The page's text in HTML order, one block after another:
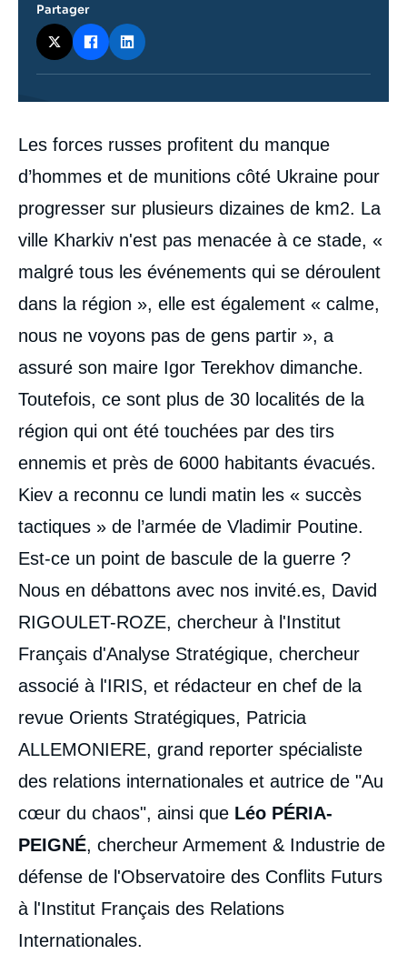
Contenu
intervention
médiatique
Les forces russes profitent du manque
d’hommes et de munitions côté Ukraine pour
progresser sur plusieurs dizaines de km2. La
ville Kharkiv n'est pas menacée à ce stade, «
malgré tous les événements qui se déroulent
dans la région », elle est également « calme,
nous ne voyons pas de gens partir », a
assuré son maire Igor Terekhov dimanche.
Toutefois, ce sont plus de 30 localités de la
région qui ont été touchées par des tirs
ennemis et près de 6000 habitants évacués.
Kiev a reconnu ce lundi matin les « succès
tactiques » de l’armée de Vladimir Poutine.
Est-ce un point de bascule de la guerre ?
Nous en débattons avec nos invité.es, David
RIGOULET-ROZE, chercheur à l'Institut
Français d'Analyse Stratégique, chercheur
associé à l'IRIS, et rédacteur en chef de la
revue Orients Stratégiques, Patricia
ALLEMONIERE, grand reporter spécialiste
des relations internationales et autrice de "Au
cœur du chaos", ainsi que Léo PÉRIA-
PEIGNÉ, chercheur Armement & Industrie de
défense de l'Observatoire des Conflits Futurs
à l'Institut Français des Relations
Internationales.
Partager